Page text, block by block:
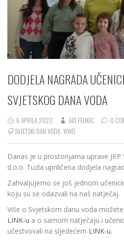
DODJELA NAGRADA
SVJETSKOG DANA VODA
6 APRILA 2023 AID FEUKIC 0
SVJETSKI DAN VODA WWD
Danas je u prostorijama uprave JKP
d.o.o. Tuzla upriličena dodjela
Zahvaljujemo se još jednom
koju su se odazvali na naš natječaj.
Više o Svjetskom danu voda
LINK-u a o samom natječaju i
učestvovali na sljedećem LINK-u.